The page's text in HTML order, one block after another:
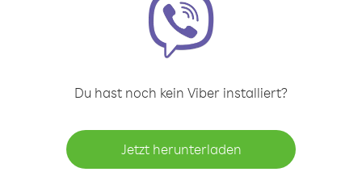
Du hast noch kein Viber installiert?
Jetzt herunterladen